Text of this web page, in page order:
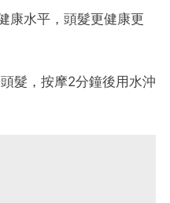
康水平，頭髮更健康更
髮，按摩2分鐘後用水沖